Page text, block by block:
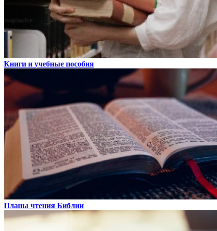
Книги и учебные пособия
Планы чтения Библии